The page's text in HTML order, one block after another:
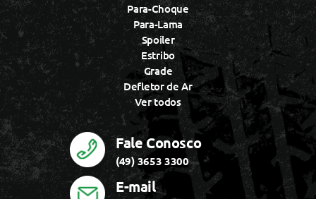
Para-Choque
Para-Lama
Spoiler
Estribo
Grade
Defletor de Ar
Ver todos
Fale Conosco
(49) 3653 3300
E-mail